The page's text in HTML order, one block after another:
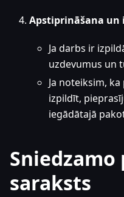
Apstiprināšana un
Ja darbs ir
uzdevumus un
Ja noteiksim,
izpildīt,
iegādātajā
saraksts